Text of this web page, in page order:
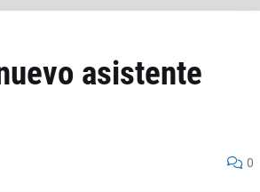
asistente
0